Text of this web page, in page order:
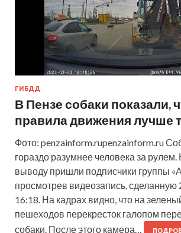
ГИБДД
В Пензе собаки показали,
правила движения лучше
Фото: penzainform.rupenzainform.ru
гораздо разумнее человека за рулем.
выводу пришли подписчики группы
просмотрев видеозапись, сделанную
16:18. На кадрах видно, что на
пешеходов перекресток галопом
собаки. После этого камера…